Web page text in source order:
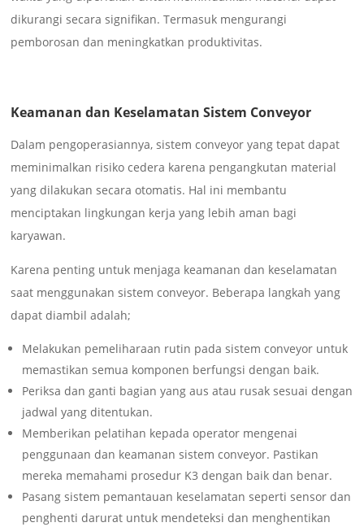
dikurangi secara signifikan. Termasuk mengurangi
pemborosan dan meningkatkan produktivitas.
Keamanan dan Keselamatan Sistem Conveyor
Dalam pengoperasiannya, sistem conveyor yang tepat dapat
meminimalkan risiko cedera karena pengangkutan material
yang dilakukan secara otomatis. Hal ini membantu
menciptakan lingkungan kerja yang lebih aman bagi
karyawan.
Karena penting untuk menjaga keamanan dan keselamatan
saat menggunakan sistem conveyor. Beberapa langkah yang
dapat diambil adalah;
Melakukan pemeliharaan rutin pada sistem conveyor untuk
memastikan semua komponen berfungsi dengan baik.
Periksa dan ganti bagian yang aus atau rusak sesuai dengan
jadwal yang ditentukan.
Memberikan pelatihan kepada operator mengenai
penggunaan dan keamanan sistem conveyor. Pastikan
mereka memahami prosedur K3 dengan baik dan benar.
Pasang sistem pemantauan keselamatan seperti sensor dan
penghenti darurat untuk mendeteksi dan menghentikan